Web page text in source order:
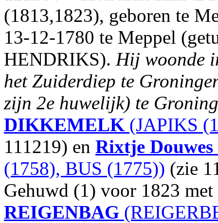
(1813,1823), geboren te
13-12-1780 te Meppel
HENDRIKS). Hij woonde
het Zuiderdiep te
zijn 2e huwelijk) te
DIKKEMELK (JAPIKS
111219) en Rixtje Douwes
(1758), BUS (1775)) (zie
Gehuwd (1) voor 1823 met
REIGENBAG